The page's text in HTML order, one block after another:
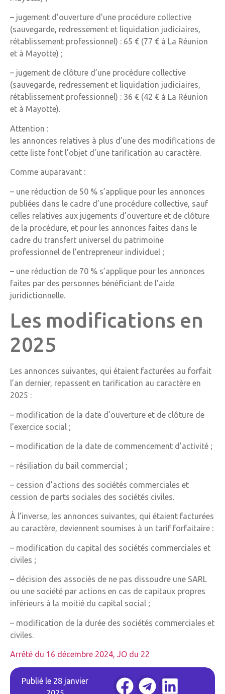
– jugement d’ouverture d’une procédure collective
(sauvegarde, redressement et liquidation judiciaires,
rétablissement professionnel) : 65 € (77 € à La Réunion
et à Mayotte) ;
– jugement de clôture d’une procédure collective
(sauvegarde, redressement et liquidation judiciaires,
rétablissement professionnel) : 36 € (42 € à La Réunion
et à Mayotte).
Attention :
les annonces relatives à plus d’une des modifications de
cette liste font l’objet d’une tarification au caractère.
Comme auparavant :
– une réduction de 50 % s’applique pour les annonces
publiées dans le cadre d’une procédure collective, sauf
celles relatives aux jugements d’ouverture et de clôture
de la procédure, et pour les annonces faites dans le
cadre du transfert universel du patrimoine
professionnel de l’entrepreneur individuel ;
– une réduction de 70 % s’applique pour les annonces
faites par des personnes bénéficiant de l’aide
juridictionnelle.
Les modifications en
2025
Les annonces suivantes, qui étaient facturées au forfait
l’an dernier, repassent en tarification au caractère en
2025 :
– modification de la date d’ouverture et de clôture de
l’exercice social ;
– modification de la date de commencement d’activité ;
– résiliation du bail commercial ;
– cession d’actions des sociétés commerciales et
cession de parts sociales des sociétés civiles.
À l’inverse, les annonces suivantes, qui étaient facturées
au caractère, deviennent soumises à un tarif forfaitaire :
– modification du capital des sociétés commerciales et
civiles ;
– décision des associés de ne pas dissoudre une SARL
ou une société par actions en cas de capitaux propres
inférieurs à la moitié du capital social ;
– modification de la durée des sociétés commerciales et
civiles.
Arrêté du 16 décembre 2024, JO du 22
Publié le 28 janvier